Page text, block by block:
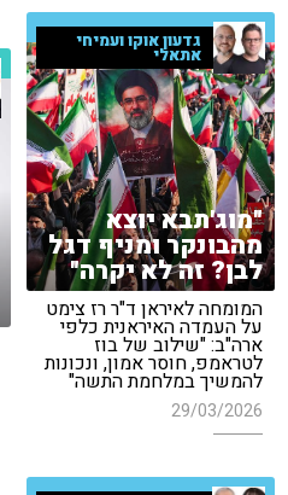
גדעון אוקו ועמיחי
אתאלי
"מוג'תבא יוצא
מהבונקר ומניף דגל
לבן? זה לא יקרה"
המומחה לאיראן ד"ר רז צימט
על העמדה האיראנית כלפי
ארה"ב: "שילוב של בוז
לטראמפ, חוסר אמון, ונכונות
להמשיך במלחמת התשה"
29/03/2026